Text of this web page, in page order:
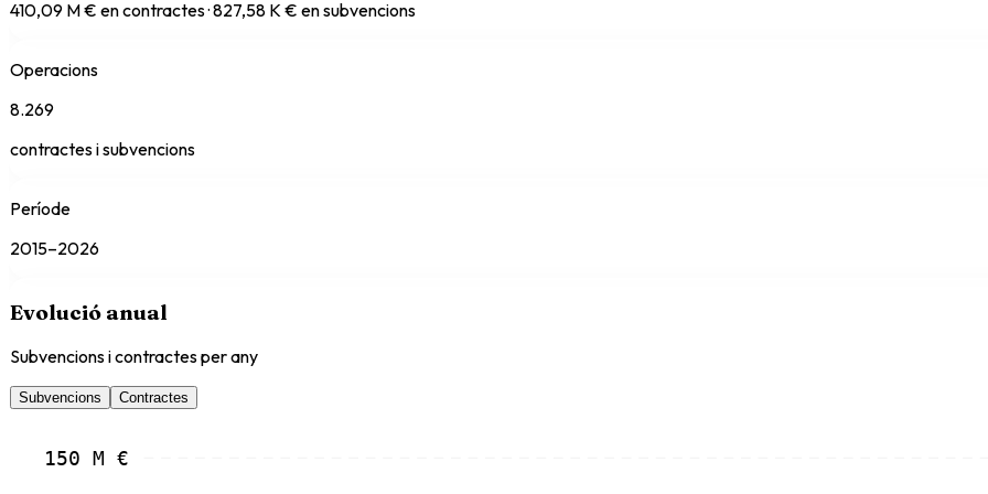
410,09 M € en contractes · 827,58 K € en subvencions
Operacions
8.269
contractes i subvencions
Període
2015–2026
Evolució anual
Subvencions i contractes per any
Subvencions Contractes
150 M €